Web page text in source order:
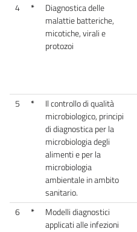
4 *
Diagnostica delle
malattie batteriche,
micotiche, virali e
protozoi
5
*
Il controllo di qualità
microbiologico, principi
di diagnostica per la
microbiologia degli
alimenti e per la
microbiologia
ambientale in ambito
sanitario.
6 *
Modelli diagnostici
applicati alle infezioni